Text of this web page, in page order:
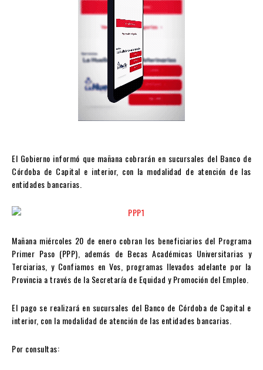
El Gobierno informó que mañana cobrarán en sucursales del Banco de
Córdoba de Capital e interior, con la modalidad de atención de las
entidades bancarias.
Mañana miércoles 20 de enero cobran los beneficiarios del Programa
Primer Paso (PPP), además de Becas Académicas Universitarias y
Terciarias, y Confiamos en Vos, programas llevados adelante por la
Provincia a través de la Secretaría de Equidad y Promoción del Empleo.
El pago se realizará en sucursales del Banco de Córdoba de Capital e
interior, con la modalidad de atención de las entidades bancarias.
Por consultas: